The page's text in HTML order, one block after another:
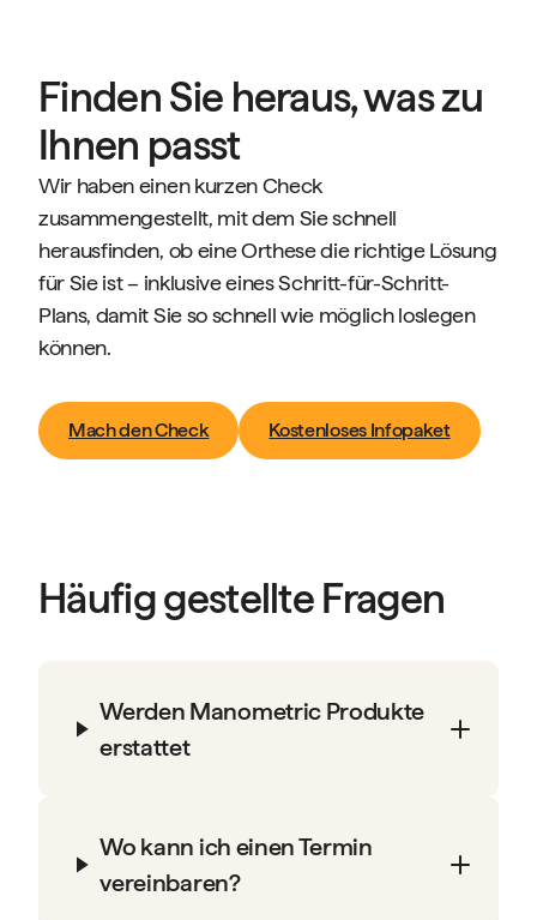
Finden Sie heraus, was zu
Ihnen passt
Wir haben einen kurzen Check
zusammengestellt, mit dem Sie schnell
herausfinden, ob eine Orthese die richtige Lösung
für Sie ist – inklusive eines Schritt-für-Schritt-
Plans, damit Sie so schnell wie möglich loslegen
können.
Mach den Check Kostenloses Infopaket
Häufig gestellte Fragen
Werden Manometric Produkte
erstattet
Wo kann ich einen Termin
vereinbaren?